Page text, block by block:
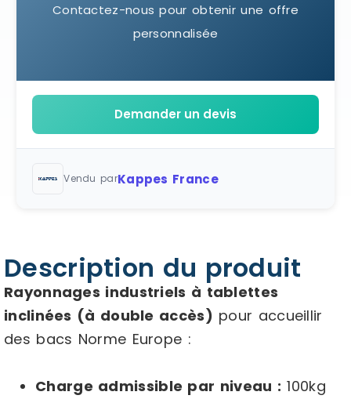
Contactez-nous pour obtenir une offre
personnalisée
Demander un devis
Vendu parKappes France
Description du produit
Rayonnages industriels à tablettes
inclinées (à double accès) pour accueillir
des bacs Norme Europe :
Charge admissible par niveau : 100kg